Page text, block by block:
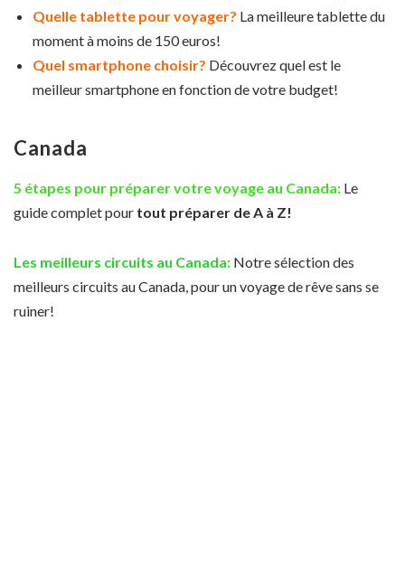
Quelle tablette pour voyager? La meilleure tablette du
moment à moins de 150 euros!
Quel smartphone choisir? Découvrez quel est le
meilleur smartphone en fonction de votre budget!
Canada
5 étapes pour préparer votre voyage au Canada: Le
guide complet pour tout préparer de A à Z!
Les meilleurs circuits au Canada: Notre sélection des
meilleurs circuits au Canada, pour un voyage de rêve sans se
ruiner!